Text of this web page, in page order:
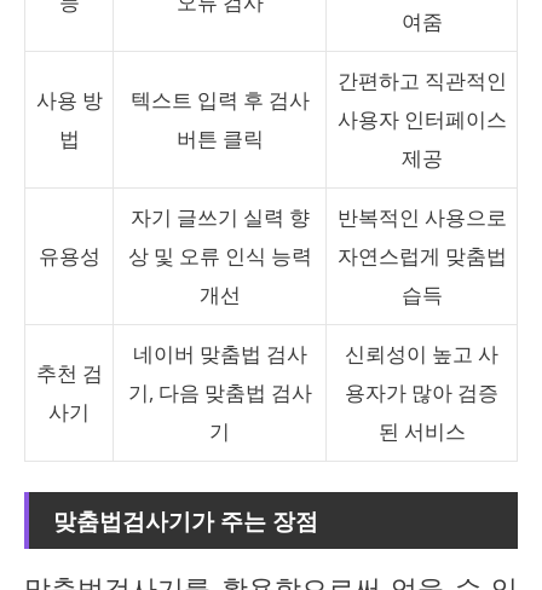
여줌
사용 방
법
텍스트 입력 후 검사
버튼 클릭
간편하고 직관적인
사용자 인터페이스
제공
유용성
자기 글쓰기 실력 향
상 및 오류 인식 능력
개선
반복적인 사용으로
자연스럽게 맞춤법
습득
추천 검
사기
네이버 맞춤법 검사
기, 다음 맞춤법 검사
기
신뢰성이 높고 사
용자가 많아 검증
된 서비스
맞춤법검사기가 주는 장점